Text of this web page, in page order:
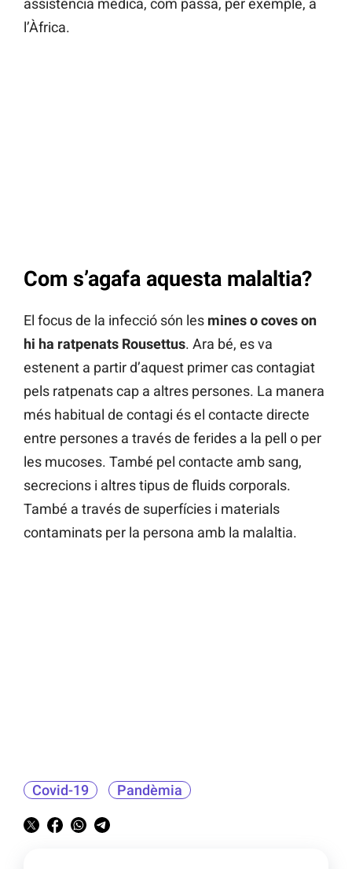
assistència mèdica, com passa, per exemple, a
l’Àfrica.
Com s’agafa aquesta malaltia?
El focus de la infecció són les mines o coves on
hi ha ratpenats Rousettus. Ara bé, es va
estenent a partir d’aquest primer cas contagiat
pels ratpenats cap a altres persones. La manera
més habitual de contagi és el contacte directe
entre persones a través de ferides a la pell o per
les mucoses. També pel contacte amb sang,
secrecions i altres tipus de fluids corporals.
També a través de superfícies i materials
contaminats per la persona amb la malaltia.
Covid-19 Pandèmia